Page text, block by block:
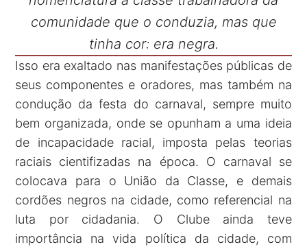
comunidade que o conduzia, mas que
tinha cor: era negra.
Isso era exaltado nas manifestações públicas de
seus componentes e oradores, mas também na
condução da festa do carnaval, sempre muito
bem organizada, onde se opunham a uma ideia
de incapacidade racial, imposta pelas teorias
raciais cientifizadas na época. O carnaval se
colocava para o União da Classe, e demais
cordões negros na cidade, como referencial na
luta por cidadania. O Clube ainda teve
importância na vida política da cidade, com